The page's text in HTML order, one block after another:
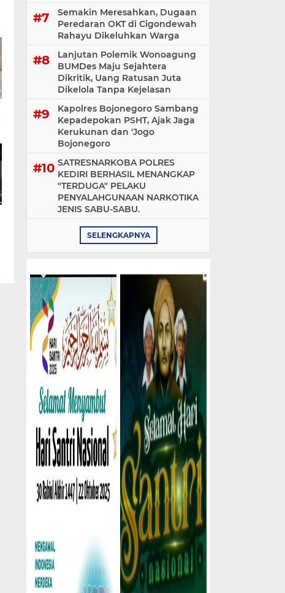
Semakin Meresahkan, Dugaan
Peredaran OKT di Cigondewah
Rahayu Dikeluhkan Warga
Lanjutan Polemik Wonoagung
BUMDes Maju Sejahtera
Dikritik, Uang Ratusan Juta
Dikelola Tanpa Kejelasan
Kapolres Bojonegoro Sambang
Kepadepokan PSHT, Ajak Jaga
Kerukunan dan 'Jogo
Bojonegoro
SATRESNARKOBA POLRES
KEDIRI BERHASIL MENANGKAP
"TERDUGA" PELAKU
PENYALAHGUNAAN NARKOTIKA
JENIS SABU-SABU.
SELENGKAPNYA